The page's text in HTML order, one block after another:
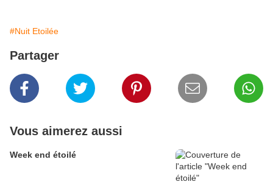
#Nuit Etoilée
Partager
Vous aimerez aussi
Week end étoilé